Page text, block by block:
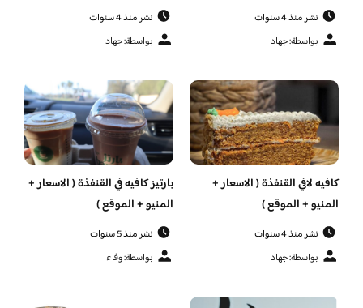
نشر منذ 4 سنوات
بواسطة: جهاد
نشر منذ 4 سنوات
بواسطة: جهاد
كافيه لافي القنفذة ( الاسعار +
المنيو + الموقع )
نشر منذ 4 سنوات
بواسطة: جهاد
بارتيز كافيه في القنفذة ( الاسعار +
المنيو + الموقع )
نشر منذ 5 سنوات
بواسطة: وفاء